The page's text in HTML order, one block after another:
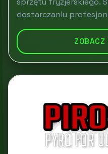
dostarczaniu
ZOBACZ